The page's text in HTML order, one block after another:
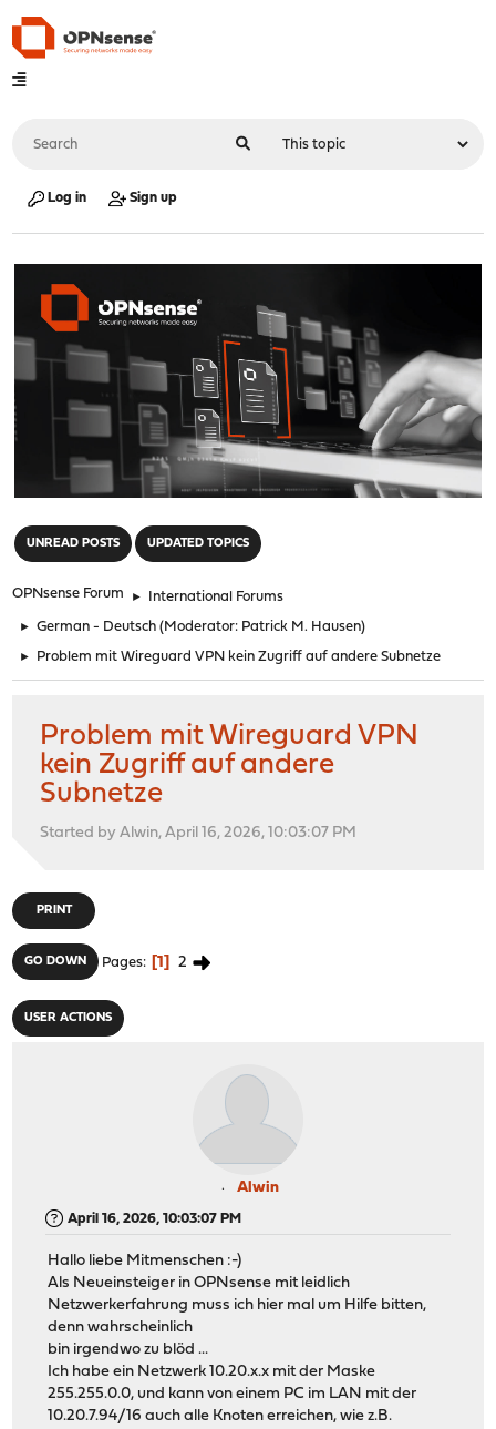
Log in Sign up
UNREAD POSTS UPDATED TOPICS
OPNsense Forum ► International Forums
► German - Deutsch (Moderator: Patrick M. Hausen)
► Problem mit Wireguard VPN kein Zugriff auf andere Subnetze
Problem mit Wireguard VPN
kein Zugriff auf andere
Subnetze
Started by Alwin, April 16, 2026, 10:03:07 PM
PRINT
GO DOWN Pages 1 2
USER ACTIONS
Alwin
April 16, 2026, 10:03:07 PM
Hallo liebe Mitmenschen :-)
Als Neueinsteiger in OPNsense mit leidlich
Netzwerkerfahrung muss ich hier mal um Hilfe bitten,
denn wahrscheinlich
bin irgendwo zu blöd ...
Ich habe ein Netzwerk 10.20.x.x mit der Maske
255.255.0.0, und kann von einem PC im LAN mit der
10.20.7.94/16 auch alle Knoten erreichen, wie z.B.